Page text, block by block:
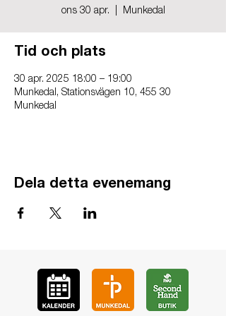
ons 30 apr. Munkedal
Tid och plats
30 apr. 2025 18:00 – 19:00
Munkedal, Stationsvägen 10, 455 30
Munkedal
Dela detta evenemang